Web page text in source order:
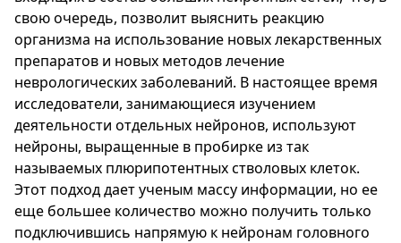
свою очередь, позволит выяснить реакцию
организма на использование новых лекарственных
препаратов и новых методов лечение
неврологических заболеваний. В настоящее время
исследователи, занимающиеся изучением
деятельности отдельных нейронов, используют
нейроны, выращенные в пробирке из так
называемых плюрипотентных стволовых клеток.
Этот подход дает ученым массу информации, но ее
еще большее количество можно получить только
подключившись напрямую к нейронам головного